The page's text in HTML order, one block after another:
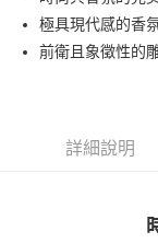
付款後萊爾富取貨
每筆NT$100，滿
宅配(全站)
極具現代感的香
前衛且象徵性的
詳細說明